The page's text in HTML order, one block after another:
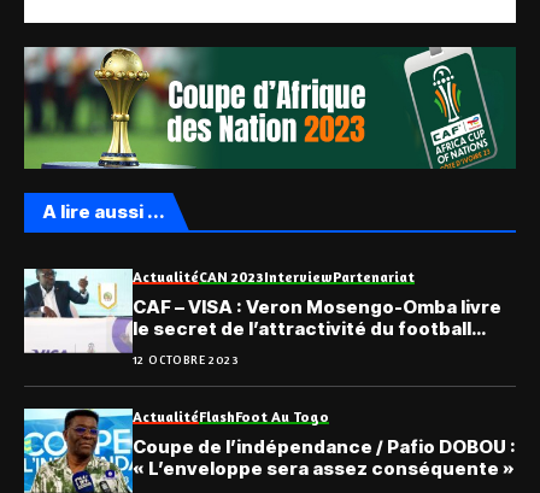
A lire aussi ...
ActualitéCAN 2023InterviewPartenariat
CAF – VISA : Veron Mosengo-Omba livre
le secret de l’attractivité du football
12 OCTOBRE 2023
ActualitéFlashFoot Au Togo
Coupe de l’indépendance / Pafio DOBOU :
« L’enveloppe sera assez conséquente »